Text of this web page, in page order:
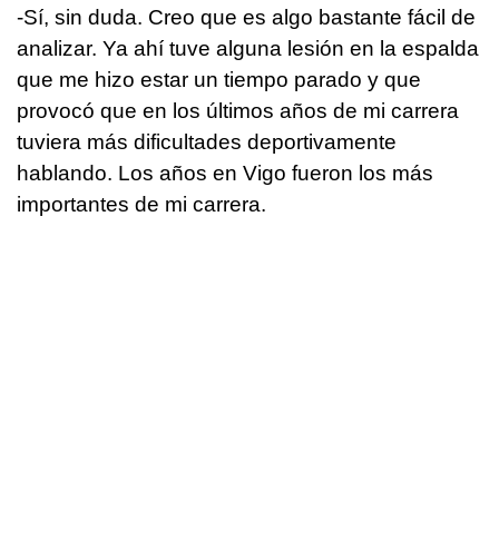
-Sí, sin duda. Creo que es algo bastante fácil de
analizar. Ya ahí tuve alguna lesión en la espalda
que me hizo estar un tiempo parado y que
provocó que en los últimos años de mi carrera
tuviera más dificultades deportivamente
hablando. Los años en Vigo fueron los más
importantes de mi carrera.